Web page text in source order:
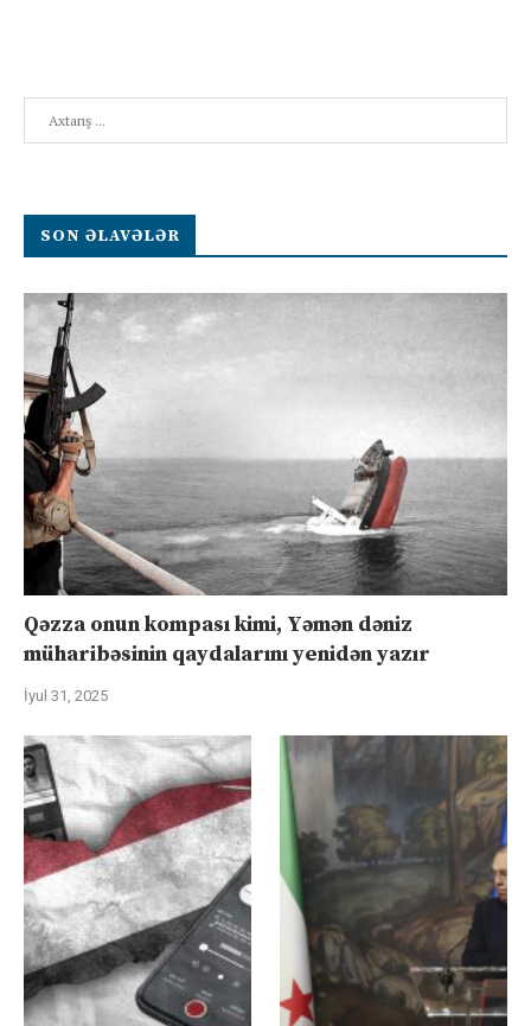
SON ƏLAVƏLƏR
Qəzza onun kompası kimi, Yəmən dəniz
müharibəsinin qaydalarını yenidən yazır
İyul 31, 2025